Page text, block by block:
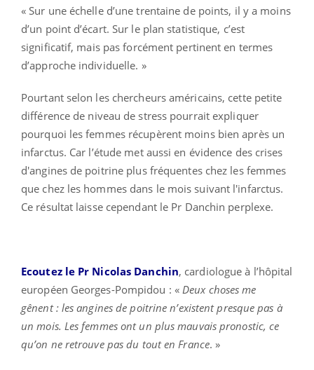
« Sur une échelle d’une trentaine de points, il y a moins
d’un point d’écart. Sur le plan statistique, c’est
significatif, mais pas forcément pertinent en termes
d’approche individuelle. »
Pourtant selon les chercheurs américains, cette petite
différence de niveau de stress pourrait expliquer
pourquoi les femmes récupèrent moins bien après un
infarctus. Car l’étude met aussi en évidence des crises
d'angines de poitrine plus fréquentes chez les femmes
que chez les hommes dans le mois suivant l'infarctus.
Ce résultat laisse cependant le Pr Danchin perplexe.
Ecoutez le Pr Nicolas Danchin, cardiologue à l’hôpital
européen Georges-Pompidou : « Deux choses me
gênent : les angines de poitrine n’existent presque pas à
un mois. Les femmes ont un plus mauvais pronostic, ce
qu’on ne retrouve pas du tout en France. »